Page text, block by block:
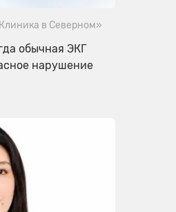
в Северном»
обычная ЭКГ
нарушение